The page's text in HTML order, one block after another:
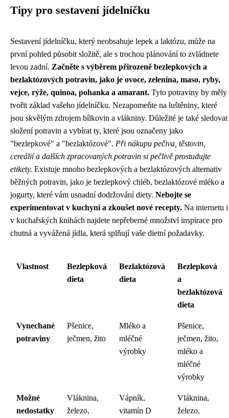
Tipy pro sestavení jídelníčku
Sestavení jídelníčku, který neobsahuje lepek a laktózu, může na
první pohled působit složitě, ale s trochou plánování to zvládnete
levou zadní. Začněte s výběrem přirozeně bezlepkových a
bezlaktózových potravin, jako je ovoce, zelenina, maso, ryby,
vejce, rýže, quinoa, pohanka a amarant. Tyto potraviny by měly
tvořit základ vašeho jídelníčku. Nezapomeňte na luštěniny, které
jsou skvělým zdrojem bílkovin a vlákniny. Důležité je také sledovat
složení potravin a vybírat ty, které jsou označeny jako
"bezlepkové" a "bezlaktózové". Při nákupu pečiva, těstovin,
cereálií a dalších zpracovaných potravin si pečlivě prostudujte
etikety. Existuje mnoho bezlepkových a bezlaktózových alternativ
běžných potravin, jako je bezlepkový chléb, bezlaktózové mléko a
jogurty, které vám usnadní dodržování diety. Nebojte se
experimentovat v kuchyni a zkoušet nové recepty. Na internetu i
v kuchařských knihách najdete nepřeberné množství inspirace pro
chutná a vyvážená jídla, která splňují vaše dietní požadavky.
Vlastnost
Bezlepková
dieta
Bezlaktózová
dieta
Bezlepková
a
bezlaktózová
dieta
Vynechané
potraviny
Pšenice,
ječmen, žito
Mléko a
mléčné
výrobky
Pšenice,
ječmen, žito,
mléko a
mléčné
výrobky
Možné
nedostatky
Vláknina,
železo,
Vápník,
vitamín D
Vláknina,
železo,